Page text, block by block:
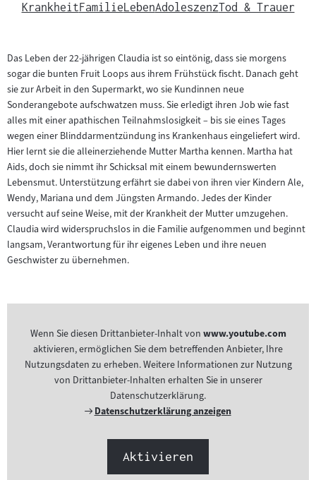
KrankheitFamilie LebenAdoleszenzTod & Trauer
Das Leben der 22-jährigen Claudia ist so eintönig, dass sie morgens
sogar die bunten Fruit Loops aus ihrem Frühstück fischt. Danach geht
sie zur Arbeit in den Supermarkt, wo sie Kundinnen neue
Sonderangebote aufschwatzen muss. Sie erledigt ihren Job wie fast
alles mit einer apathischen Teilnahmslosigkeit – bis sie eines Tages
wegen einer Blinddarmentzündung ins Krankenhaus eingeliefert wird.
Hier lernt sie die alleinerziehende Mutter Martha kennen. Martha hat
Aids, doch sie nimmt ihr Schicksal mit einem bewundernswerten
Lebensmut. Unterstützung erfährt sie dabei von ihren vier Kindern Ale,
Wendy, Mariana und dem Jüngsten Armando. Jedes der Kinder
versucht auf seine Weise, mit der Krankheit der Mutter umzugehen.
Claudia wird widerspruchslos in die Familie aufgenommen und beginnt
langsam, Verantwortung für ihr eigenes Leben und ihre neuen
Geschwister zu übernehmen.
Wenn Sie diesen Drittanbieter-Inhalt von www.youtube.com
aktivieren, ermöglichen Sie dem betreffenden Anbieter, Ihre
Nutzungsdaten zu erheben. Weitere Informationen zur Nutzung
von Drittanbieter-Inhalten erhalten Sie in unserer
Datenschutzerklärung.
Externer
Datenschutzerklärung anzeigen
Aktivieren